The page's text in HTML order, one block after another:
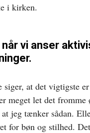
i kirken.
vi anser
siger, at det vigtigste
meget let det
jeg tænker sådan.
for bøn og stilhed.